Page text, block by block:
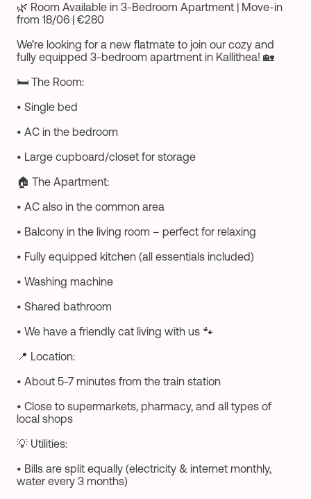
🌿 Room Available in 3-Bedroom Apartment | Move-in
from 18/06 | €280
We’re looking for a new flatmate to join our cozy and
fully equipped 3-bedroom apartment in Kallithea! 🏡
🛏️ The Room:
• Single bed
• AC in the bedroom
• Large cupboard/closet for storage
🏠 The Apartment:
• AC also in the common area
• Balcony in the living room – perfect for relaxing
• Fully equipped kitchen (all essentials included)
• Washing machine
• Shared bathroom
• We have a friendly cat living with us 🐾
📍 Location:
• About 5-7 minutes from the train station
• Close to supermarkets, pharmacy, and all types of
local shops
💡 Utilities:
• Bills are split equally (electricity & internet monthly,
water every 3 months)